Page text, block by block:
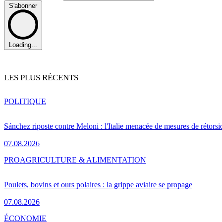
S'abonner
Loading...
LES PLUS RÉCENTS
Sánchez riposte contre Meloni : l'Italie menacée de mesures de
07.08.2026
POLITIQUE
Poulets, bovins et ours polaires : la grippe aviaire se propage
07.08.2026
PROAGRICULTURE & ALIMENTATION
ÉCONOMIE